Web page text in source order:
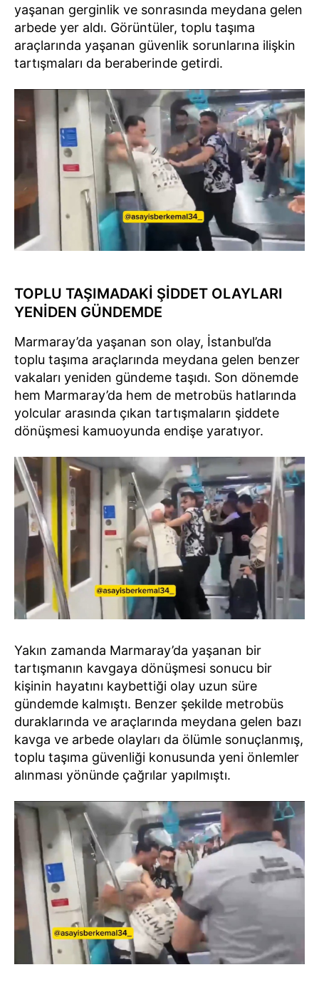
yaşanan gerginlik ve sonrasında meydana gelen
arbede yer aldı. Görüntüler, toplu taşıma
araçlarında yaşanan güvenlik sorunlarına ilişkin
tartışmaları da beraberinde getirdi.
TOPLU TAŞIMADAKİ ŞİDDET OLAYLARI
YENİDEN GÜNDEMDE
Marmaray’da yaşanan son olay, İstanbul’da
toplu taşıma araçlarında meydana gelen benzer
vakaları yeniden gündeme taşıdı. Son dönemde
hem Marmaray’da hem de metrobüs hatlarında
yolcular arasında çıkan tartışmaların şiddete
dönüşmesi kamuoyunda endişe yaratıyor.
Yakın zamanda Marmaray’da yaşanan bir
tartışmanın kavgaya dönüşmesi sonucu bir
kişinin hayatını kaybettiği olay uzun süre
gündemde kalmıştı. Benzer şekilde metrobüs
duraklarında ve araçlarında meydana gelen bazı
kavga ve arbede olayları da ölümle sonuçlanmış,
toplu taşıma güvenliği konusunda yeni önlemler
alınması yönünde çağrılar yapılmıştı.